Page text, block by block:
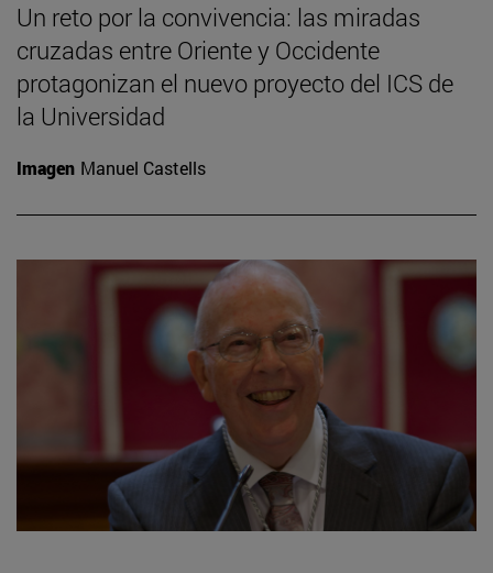
Un reto por la convivencia: las miradas
cruzadas entre Oriente y Occidente
protagonizan el nuevo proyecto del ICS de
la Universidad
Imagen Manuel Castells